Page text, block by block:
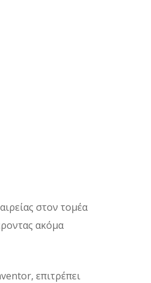
στον τομέα
ακόμα
επιτρέπει